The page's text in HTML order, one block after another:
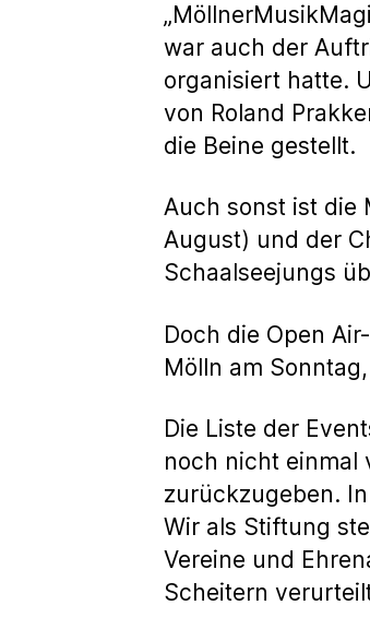
war auch der
organisiert hatte.
von Roland
die Beine gestellt.
Auch sonst ist die
August) und der
Schaalseejungs
Doch die Open
Mölln am
Die Liste der
noch nicht einmal
zurückzugeben.
Wir als Stiftung
Vereine und
Scheitern